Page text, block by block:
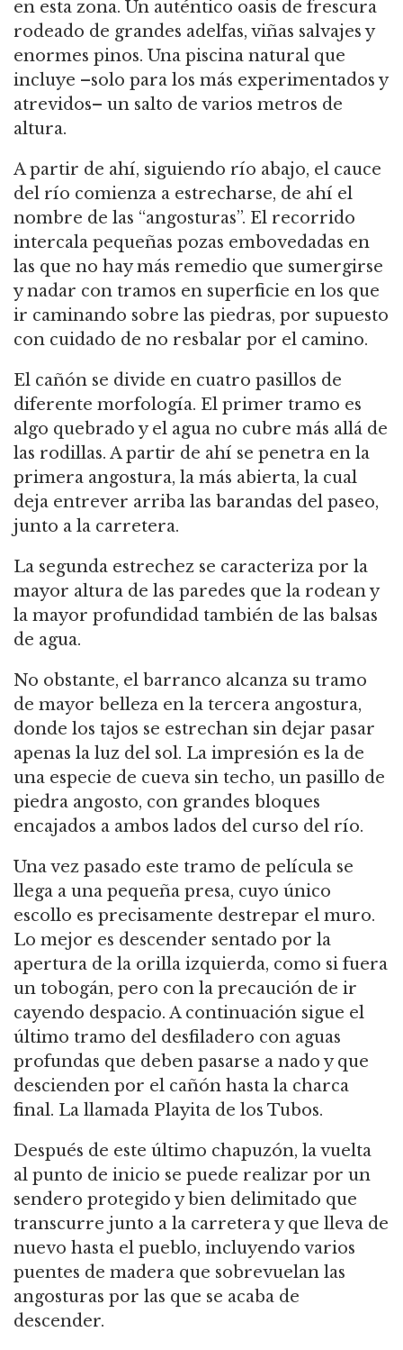
en esta zona. Un auténtico oasis de frescura
rodeado de grandes adelfas, viñas salvajes y
enormes pinos. Una piscina natural que
incluye –solo para los más experimentados y
atrevidos– un salto de varios metros de
altura.
A partir de ahí, siguiendo río abajo, el cauce
del río comienza a estrecharse, de ahí el
nombre de las “angosturas”. El recorrido
intercala pequeñas pozas embovedadas en
las que no hay más remedio que sumergirse
y nadar con tramos en superficie en los que
ir caminando sobre las piedras, por supuesto
con cuidado de no resbalar por el camino.
El cañón se divide en cuatro pasillos de
diferente morfología. El primer tramo es
algo quebrado y el agua no cubre más allá de
las rodillas. A partir de ahí se penetra en la
primera angostura, la más abierta, la cual
deja entrever arriba las barandas del paseo,
junto a la carretera.
La segunda estrechez se caracteriza por la
mayor altura de las paredes que la rodean y
la mayor profundidad también de las balsas
de agua.
No obstante, el barranco alcanza su tramo
de mayor belleza en la tercera angostura,
donde los tajos se estrechan sin dejar pasar
apenas la luz del sol. La impresión es la de
una especie de cueva sin techo, un pasillo de
piedra angosto, con grandes bloques
encajados a ambos lados del curso del río.
Una vez pasado este tramo de película se
llega a una pequeña presa, cuyo único
escollo es precisamente destrepar el muro.
Lo mejor es descender sentado por la
apertura de la orilla izquierda, como si fuera
un tobogán, pero con la precaución de ir
cayendo despacio. A continuación sigue el
último tramo del desfiladero con aguas
profundas que deben pasarse a nado y que
descienden por el cañón hasta la charca
final. La llamada Playita de los Tubos.
Después de este último chapuzón, la vuelta
al punto de inicio se puede realizar por un
sendero protegido y bien delimitado que
transcurre junto a la carretera y que lleva de
nuevo hasta el pueblo, incluyendo varios
puentes de madera que sobrevuelan las
angosturas por las que se acaba de
descender.